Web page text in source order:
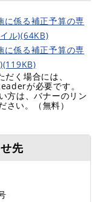
に係る補正予算の専
ル)(64KB)
に係る補正予算の専
く場合には、
が必要です。
方は、バナーのリン
さい。（無料）
先